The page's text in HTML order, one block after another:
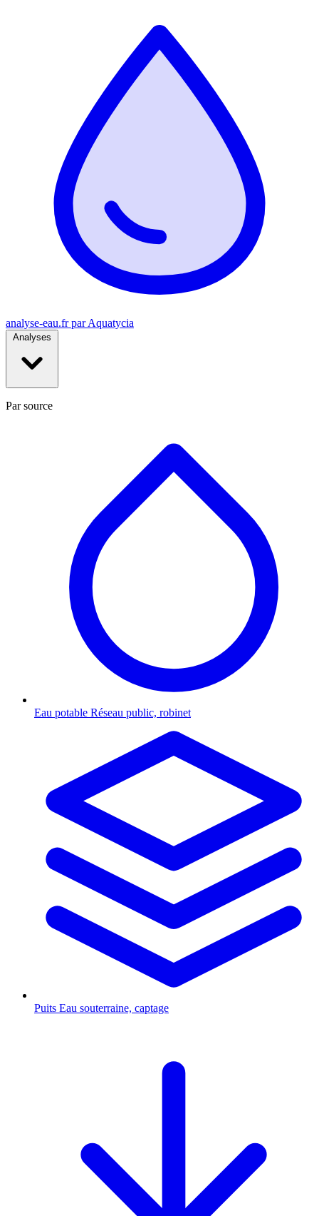
analyse-eau.fr par Aquatycia
Par source
Eau potable Réseau public, robinet
Puits Eau souterraine, captage